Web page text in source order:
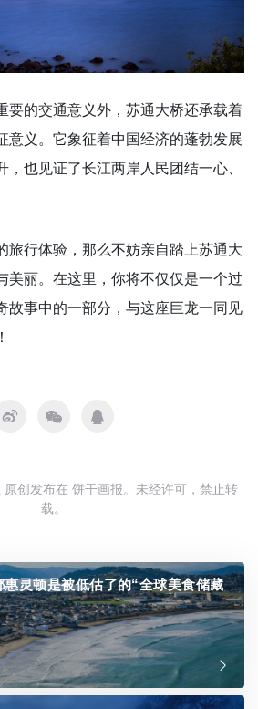
要的交通意义外，苏通大桥还承载着
意义。它象征着中国经济的蓬勃发展
，也见证了长江两岸人民团结一心、
旅行体验，那么不妨亲自踏上苏通大
美丽。在这里，你将不仅仅是一个过
故事中的一部分，与这座巨龙一同见
原创发布在 饼干画报。未经许可，禁止转
载。
灵顿是被低估了的“全球美食储藏